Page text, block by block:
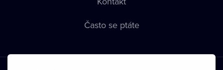
Často se ptáte